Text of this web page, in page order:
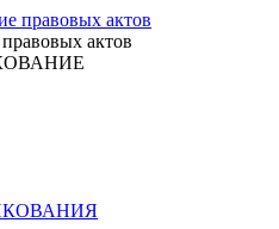
актов